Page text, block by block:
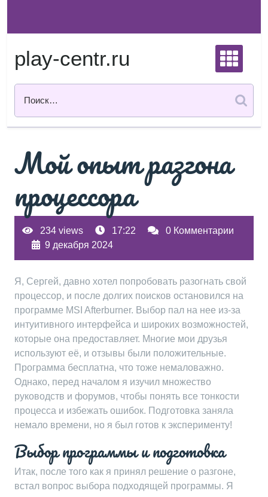
содержимому
play-centr.ru
Мой опыт разгона
процессора
234 views 17:22
0 Комментарии
9 декабря 2024
Я, Сергей, давно хотел попробовать разогнать свой
процессор, и после долгих поисков остановился на
программе MSI Afterburner. Выбор пал на нее из-за
интуитивного интерфейса и широких возможностей,
которые она предоставляет. Многие мои друзья
используют её, и отзывы были положительные.
Программа бесплатна, что тоже немаловажно.
Однако, перед началом я изучил множество
руководств и форумов, чтобы понять все тонкости
процесса и избежать ошибок. Подготовка заняла
немало времени, но я был готов к эксперименту!
Выбор программы и подготовка
Итак, после того как я принял решение о разгоне,
встал вопрос выбора подходящей программы. Я